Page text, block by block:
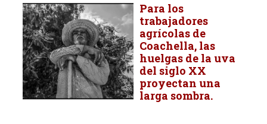
Para los
trabajadores
agrícolas de
Coachella, las
huelgas de la uva
del siglo XX
proyectan una
larga sombra.